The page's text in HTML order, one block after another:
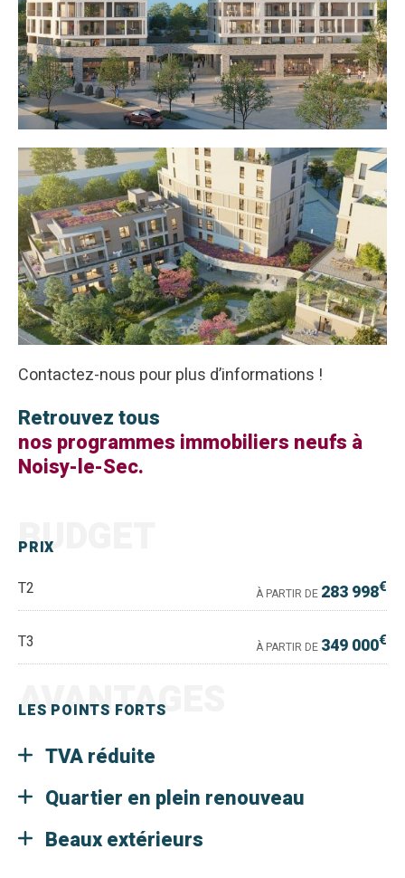
Contactez-nous pour plus d’informations !
Retrouvez tous
nos programmes immobiliers neufs à
Noisy-le-Sec.
PRIX
BUDGET
T2 À PARTIR DE 283 998€
T3 À PARTIR DE 349 000€
LES POINTS FORTS
AVANTAGES
TVA réduite
Quartier en plein renouveau
Beaux extérieurs